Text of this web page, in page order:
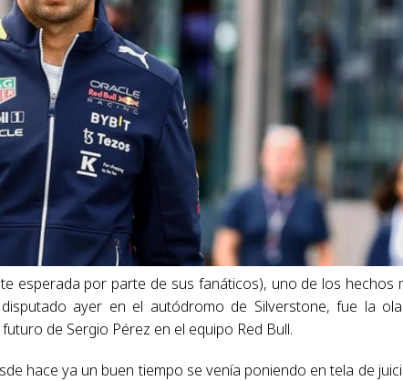
esperada por parte de sus fanáticos), uno de los hechos
ayer en el autódromo de Silverstone, fue la
de Sergio Pérez en el equipo Red Bull.
hace ya un buen tiempo se venía poniendo en tela de